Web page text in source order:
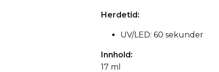
Herdetid:
UV/LED: 60 sekunder
Innhold:
17 ml